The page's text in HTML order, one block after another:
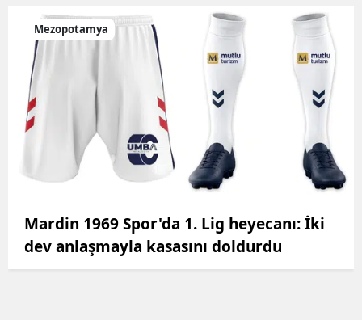
Mezopotamya
Mardin 1969 Spor'da 1. Lig heyecanı: İki
dev anlaşmayla kasasını doldurdu